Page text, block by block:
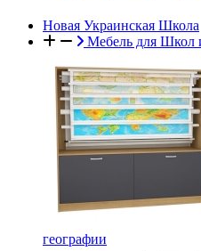
Новая Украинская Школа
Мебель для Школ
географии